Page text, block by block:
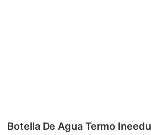
Botella De Agua Termo Ineedu